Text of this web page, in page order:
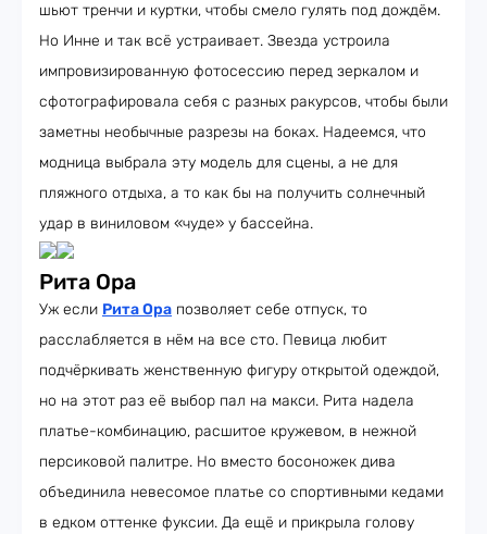
шьют тренчи и куртки, чтобы смело гулять под дождём.
Но Инне и так всё устраивает. Звезда устроила
импровизированную фотосессию перед зеркалом и
сфотографировала себя с разных ракурсов, чтобы были
заметны необычные разрезы на боках. Надеемся, что
модница выбрала эту модель для сцены, а не для
пляжного отдыха, а то как бы на получить солнечный
удар в виниловом «чуде» у бассейна.
Рита Ора
Уж если Рита Ора позволяет себе отпуск, то
расслабляется в нём на все сто. Певица любит
подчёркивать женственную фигуру открытой одеждой,
но на этот раз её выбор пал на макси. Рита надела
платье-комбинацию, расшитое кружевом, в нежной
персиковой палитре. Но вместо босоножек дива
объединила невесомое платье со спортивными кедами
в едком оттенке фуксии. Да ещё и прикрыла голову